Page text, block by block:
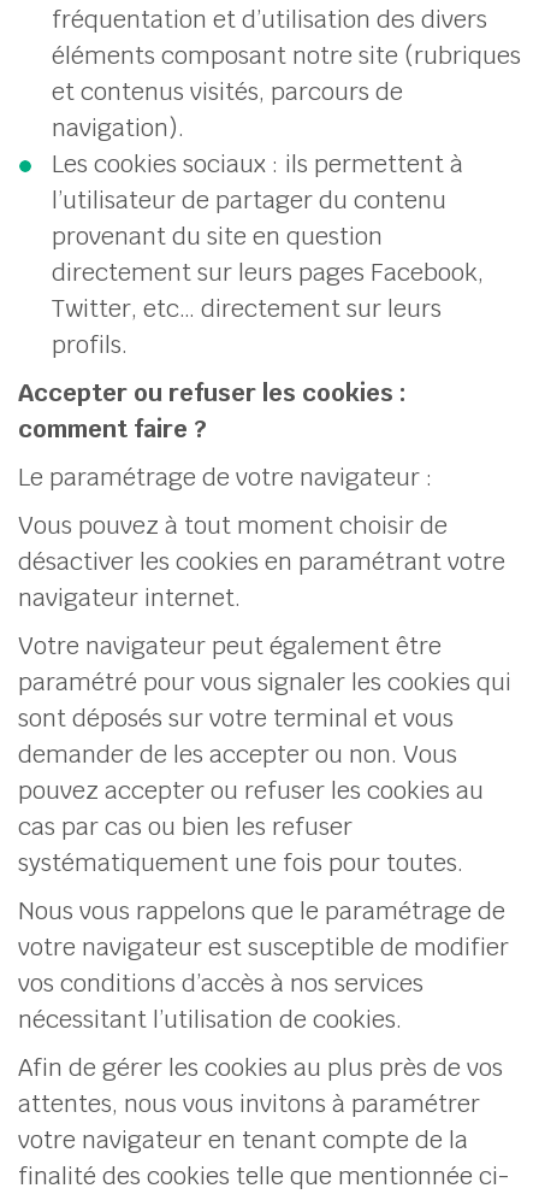
fréquentation et d’utilisation des divers
éléments composant notre site (rubriques
et contenus visités, parcours de
navigation).
Les cookies sociaux : ils permettent à
l’utilisateur de partager du contenu
provenant du site en question
directement sur leurs pages Facebook,
Twitter, etc… directement sur leurs
profils.
Accepter ou refuser les cookies :
comment faire ?
Le paramétrage de votre navigateur :
Vous pouvez à tout moment choisir de
désactiver les cookies en paramétrant votre
navigateur internet.
Votre navigateur peut également être
paramétré pour vous signaler les cookies qui
sont déposés sur votre terminal et vous
demander de les accepter ou non. Vous
pouvez accepter ou refuser les cookies au
cas par cas ou bien les refuser
systématiquement une fois pour toutes.
Nous vous rappelons que le paramétrage de
votre navigateur est susceptible de modifier
vos conditions d’accès à nos services
nécessitant l’utilisation de cookies.
Afin de gérer les cookies au plus près de vos
attentes, nous vous invitons à paramétrer
votre navigateur en tenant compte de la
finalité des cookies telle que mentionnée ci-